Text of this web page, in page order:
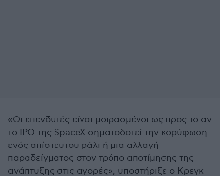
«Οι επενδυτές είναι μοιρασμένοι ως προς το αν
το IPO της SpaceX σηματοδοτεί την κορύφωση
ενός απίστευτου ράλι ή μια αλλαγή
παραδείγματος στον τρόπο αποτίμησης της
ανάπτυξης στις αγορές», υποστήριξε ο Κρεγκ